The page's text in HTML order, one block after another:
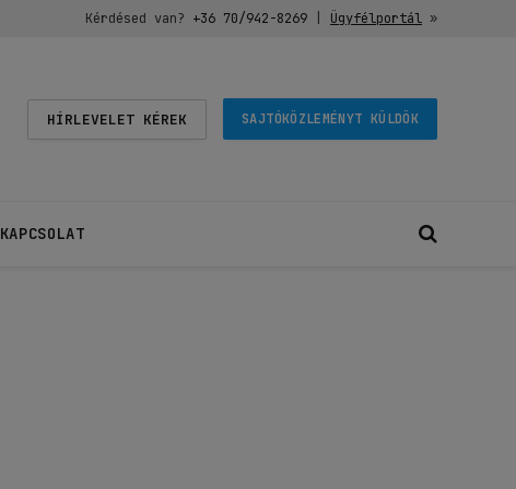
Kérdésed van? +36 70/942-8269| Ügyfélportál»
HÍRLEVELET KÉREK SAJTÓKÖZLEMÉNYT KÜLDÖK
KAPCSOLAT